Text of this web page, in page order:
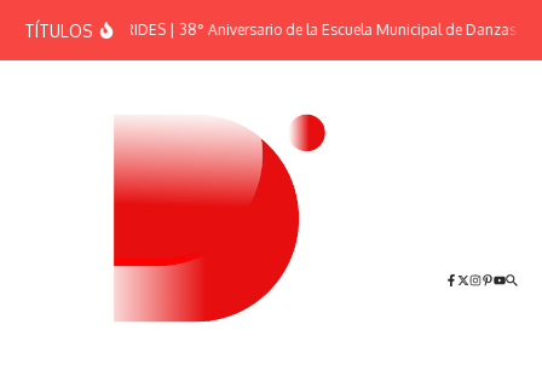
TÍTULOSEFEMÉRIDES | 38° Aniversario de la Escuela Municipal de Danzas “El